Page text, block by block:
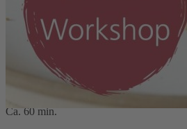
9,90 € inkl. MwSt.
Zum Warenkorb hinzufügen
Zur Wunschliste hinzufügen
Sofort lieferbar
Rund um die Tomate
Ca. 60 min.